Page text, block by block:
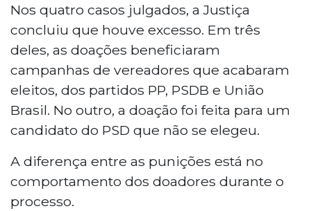
Nos quatro casos julgados, a Justiça
concluiu que houve excesso. Em três
deles, as doações beneficiaram
campanhas de vereadores que acabaram
eleitos, dos partidos PP, PSDB e União
Brasil. No outro, a doação foi feita para um
candidato do PSD que não se elegeu.
A diferença entre as punições está no
comportamento dos doadores durante o
processo.